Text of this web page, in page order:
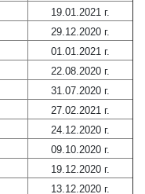
19.01.2021 г.
29.12.2020 г.
01.01.2021 г.
22.08.2020 г.
31.07.2020 г.
27.02.2021 г.
24.12.2020 г.
09.10.2020 г.
19.12.2020 г.
13.12.2020 г.